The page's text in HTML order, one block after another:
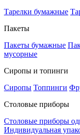
Тарелки бумажные
Пакеты
Пакеты бумажные
мусорные
Сиропы и топинги
Сиропы Топпинги
Столовые приборы
Столовые приборы
Индивидуальная